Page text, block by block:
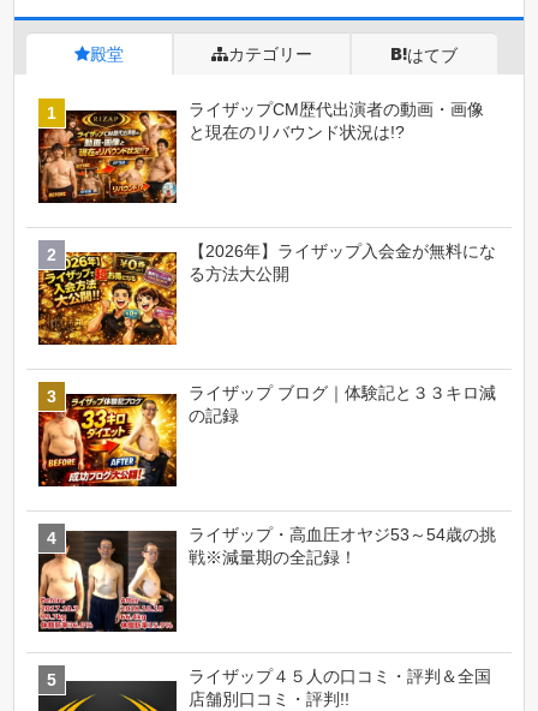
殿堂 カテゴリー はてブ
ライザップCM歴代出演者の動画・画像
と現在のリバウンド状況は!?
【2026年】ライザップ入会金が無料にな
る方法大公開
ライザップ ブログ｜体験記と３３キロ減
の記録
ライザップ・高血圧オヤジ53～54歳の挑
戦※減量期の全記録！
ライザップ４５人の口コミ・評判＆全国
店舗別口コミ・評判!!